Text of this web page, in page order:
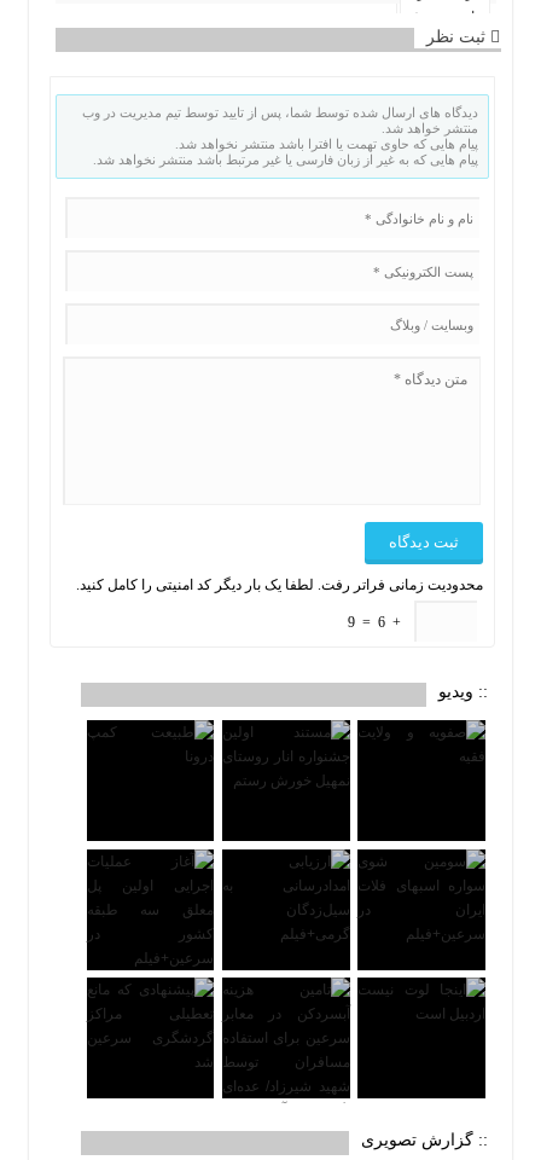
ثبت نظر
دیدگاه های ارسال شده توسط شما، پس از تایید توسط تیم مدیریت در وب
منتشر خواهد شد.
پیام هایی که حاوی تهمت یا افترا باشد منتشر نخواهد شد.
پیام هایی که به غیر از زبان فارسی یا غیر مرتبط باشد منتشر نخواهد شد.
محدودیت زمانی فراتر رفت. لطفا یک بار دیگر کد امنیتی را کامل کنید.
+
6
=
9
:: ویدیو
:: گزارش تصویری